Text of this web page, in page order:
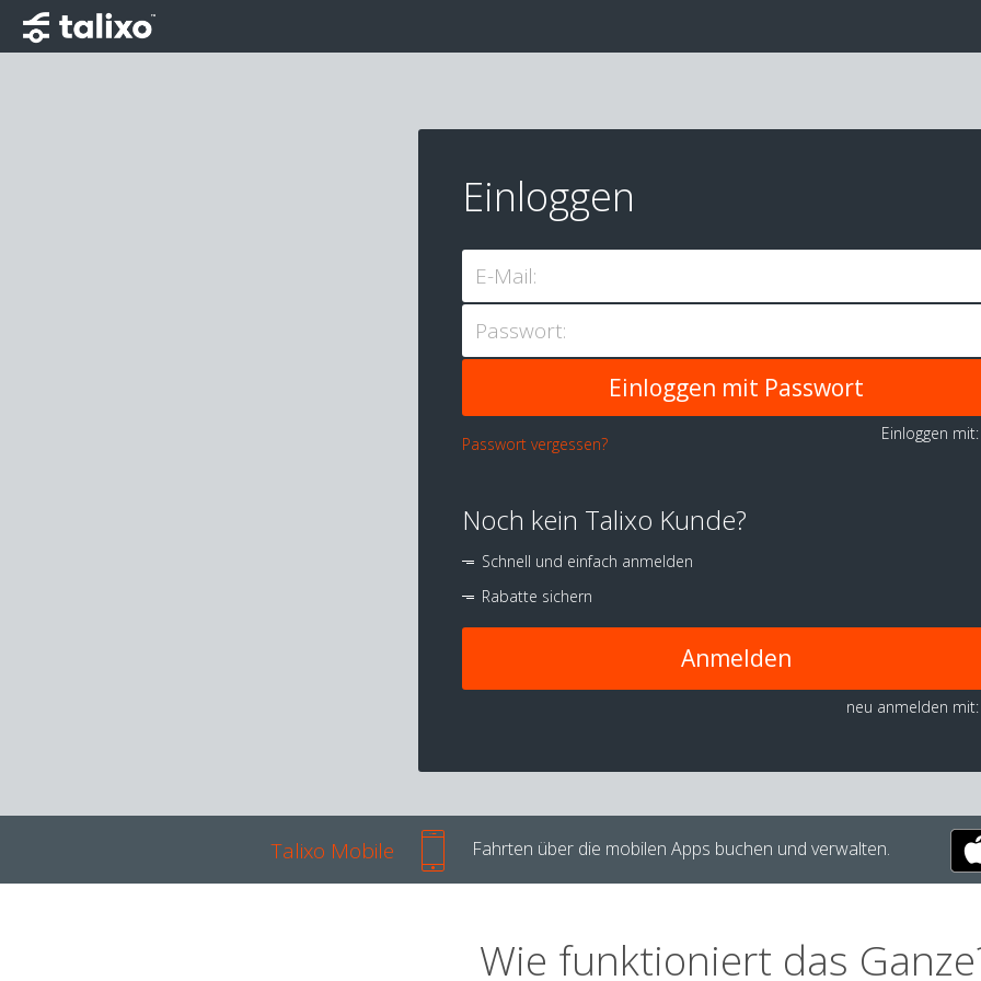
Einloggen
E-Mail:
Passwort:
Passwort vergessen?
Einloggen
Noch kein Talixo Kunde?
Schnell und einfach anmelden
Rabatte sichern
Anmelden
neu anmelden mit:
Talixo Mobile Fahrten über die mobilen Apps buchen und verwalten.
Wie funktioniert das